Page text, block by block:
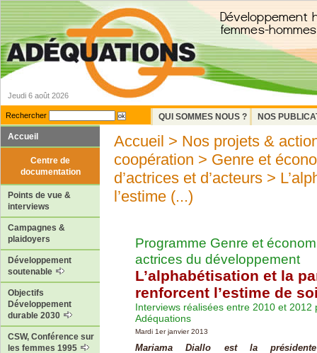
Jeudi 6 août 2026
Rechercher QUI SOMMES NOUS ?
NOS
Accueil
Centre de
documentation
Points de vue &
interviews
Campagnes &
plaidoyers
Développement
soutenable
Objectifs
Développement
durable 2030
CSW, Conférence sur
les femmes 1995
Accueil > Nos projets &
coopération > Genre et
d’actrices et d’acteurs >
l’estime (...)
Programme Genre et
actrices du développement
L’alphabétisation et la
renforcent l’estime de
Interviews réalisées entre 2010 et 2012
Adéquations
Mardi 1er janvier 2013
Mariama Diallo est la